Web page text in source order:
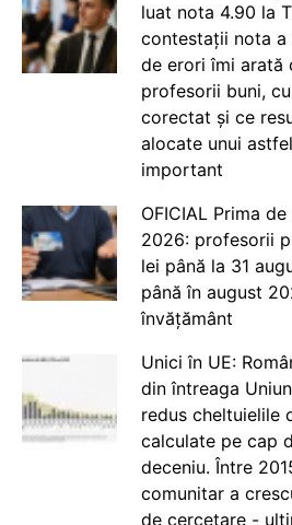
luat nota 4.90 la
contestații nota a
de erori îmi arată
profesorii buni,
corectat și ce
alocate unui
important
OFICIAL Prima
2026: profesorii
lei până la 31
până în august
învățământ
Unici în UE:
din întreaga
redus cheltuielile
calculate pe cap
deceniu. Între
comunitar a
de cercetare -